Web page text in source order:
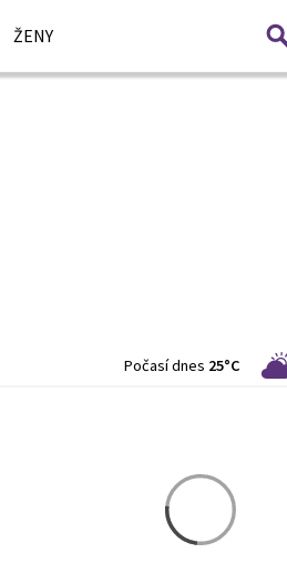
ŽENY
Počasí dnes 25°C